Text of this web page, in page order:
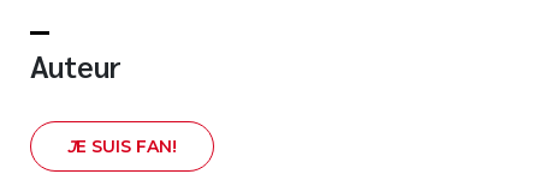
Littérature jeunesse
Famille
Culture générale
Auteur
JE SUIS FAN!